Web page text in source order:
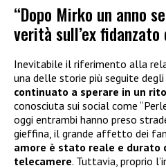
“Dopo Mirko un anno
verità sull’ex
Inevitabile il riferimento alla
una delle storie più seguite
continuato a sperare in un
conosciuta sui social come
oggi entrambi hanno preso
gieffina, il grande affetto dei
amore è stato reale e durato
telecamere. Tuttavia, proprio